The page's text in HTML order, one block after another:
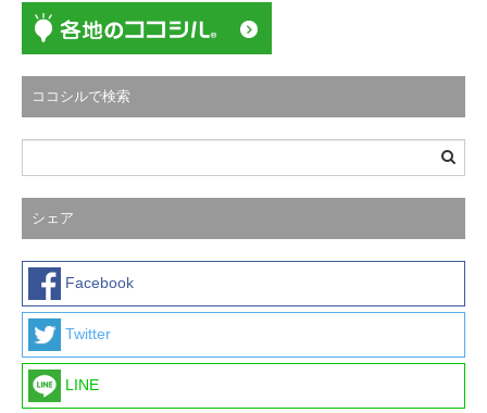
ン
ココシルで検索
シェア
Facebook
Twitter
LINE